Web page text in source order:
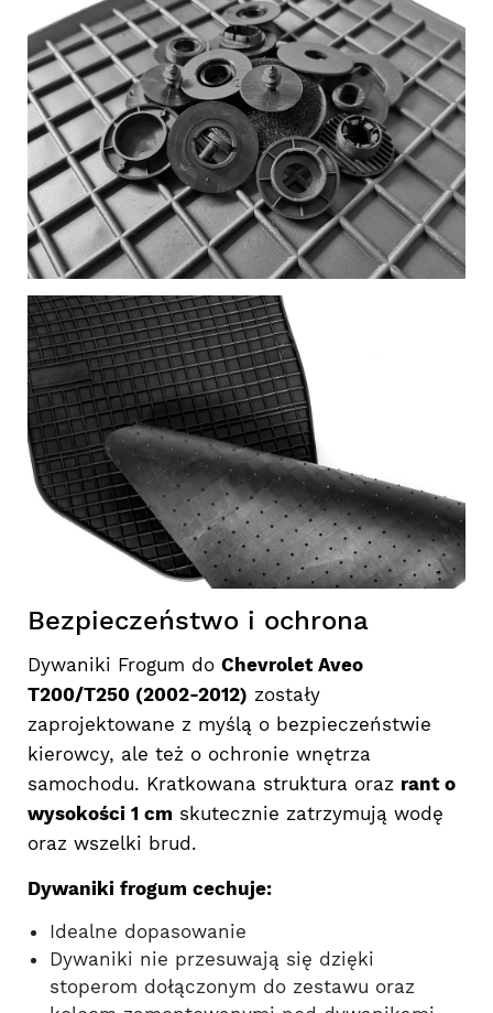
Bezpieczeństwo i ochrona
Dywaniki Frogum do Chevrolet Aveo
T200/T250 (2002-2012) zostały
zaprojektowane z myślą o bezpieczeństwie
kierowcy, ale też o ochronie wnętrza
samochodu. Kratkowana struktura oraz rant o
wysokości 1 cm skutecznie zatrzymują wodę
oraz wszelki brud.
Dywaniki frogum cechuje:
Idealne dopasowanie
Dywaniki nie przesuwają się dzięki
stoperom dołączonym do zestawu oraz